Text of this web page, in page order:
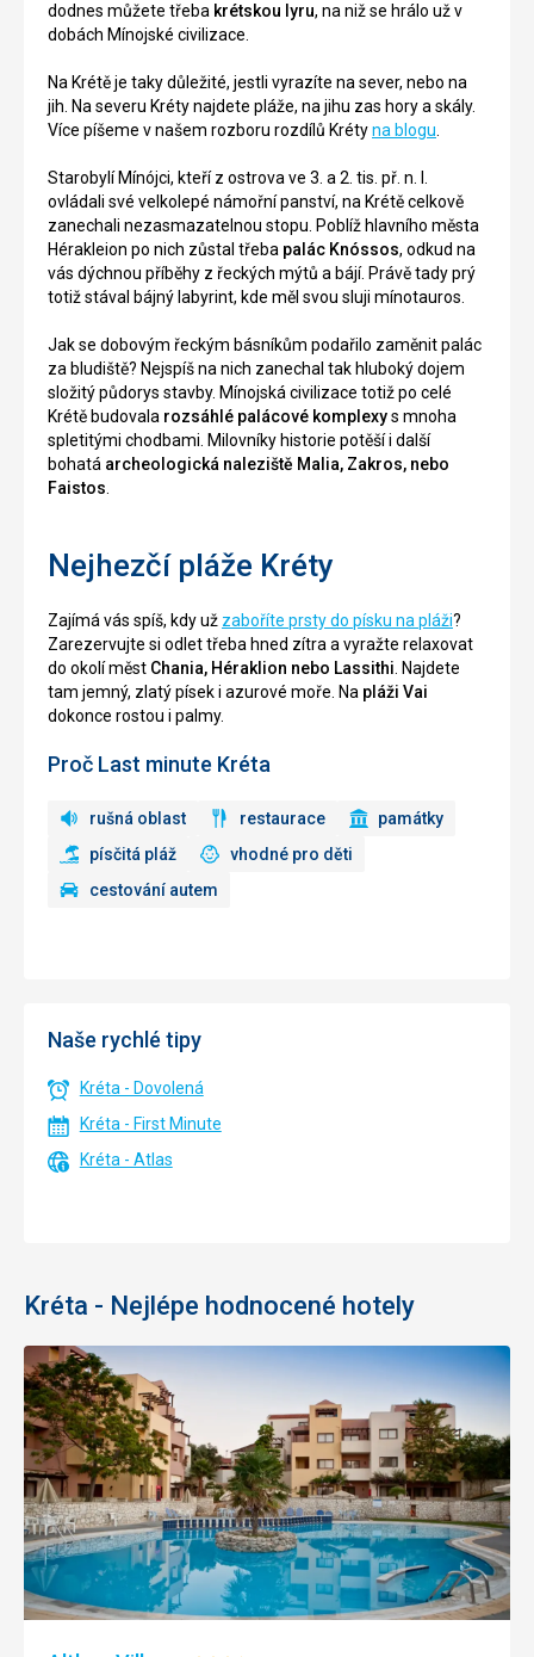
dodnes můžete třeba krétskou lyru, na niž se hrálo už v
dobách Mínojské civilizace.
Na Krétě je taky důležité, jestli vyrazíte na sever, nebo na
jih. Na severu Kréty najdete pláže, na jihu zas hory a skály.
Více píšeme v našem rozboru rozdílů Krétyna blogu
Starobylí Mínójci, kteří z ostrova ve 3. a 2. tis. př. n. l.
ovládali své velkolepé námořní panství, na Krétě celkově
zanechali nezasmazatelnou stopu. Poblíž hlavního města
Hérakleion po nich zůstal třeba palác Knóssos, odkud na
vás dýchnou příběhy z řeckých mýtů a bájí. Právě tady prý
totiž stával bájný labyrint, kde měl svou sluji mínotauros.
Jak se dobovým řeckým básníkům podařilo zaměnit palác
za bludiště? Nejspíš na nich zanechal tak hluboký dojem
složitý půdorys stavby. Mínojská civilizace totiž po celé
Krétě budovala rozsáhlé palácové komplexys mnoha
spletitými chodbami. Milovníky historie potěší i další
bohatá archeologická naleziště Malia, Zakros, nebo
Faistos
Nejhezčí pláže Kréty
Zajímá vás spíš, kdy už zaboříte prsty do písku na pláži?
Zarezervujte si odlet třeba hned zítra a vyražte relaxovat
do okolí měst Chania, Héraklion nebo Lassithi . Najdete
tam jemný, zlatý písek i azurové moře. Na pláži Vai
dokonce rostou i palmy.
Proč Last minute Kréta
rušná oblast restaurace
památky
písčitá pláž
vhodné pro děti
cestování autem
Naše rychlé tipy
Kréta - Dovolená
Kréta - First Minute
Kréta - Atlas
Kréta - Nejlépe hodnocené hotely